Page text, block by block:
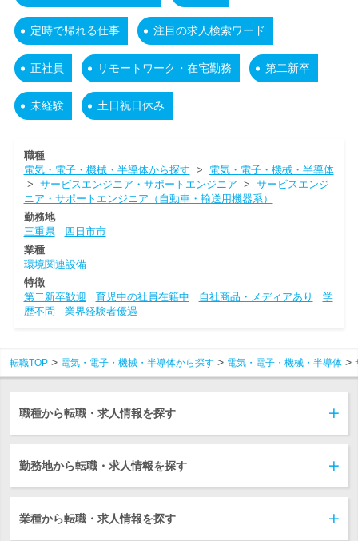
定時で帰れる仕事 注目の求人検索ワード
正社員 リモートワーク・在宅勤務 第二新卒
未経験 土日祝日休み
職種
電気・電子・機械・半導体から探す > 電気・電子・機械・半導体
> サービスエンジニア・サポートエンジニア > サービスエンジ
ニア・サポートエンジニア（自動車・輸送用機器系）
勤務地
三重県
四日市市
業種
環境関連設備
特徴
第二新卒歓迎
育児中の社員在籍中 自社商品・メディアあり
学
歴不問
業界経験者優遇
転職TOP 電気・電子・機械・半導体から探す 電気・電子・機械・半導体
職種から転職・求人情報を探す
勤務地から転職・求人情報を探す
業種から転職・求人情報を探す